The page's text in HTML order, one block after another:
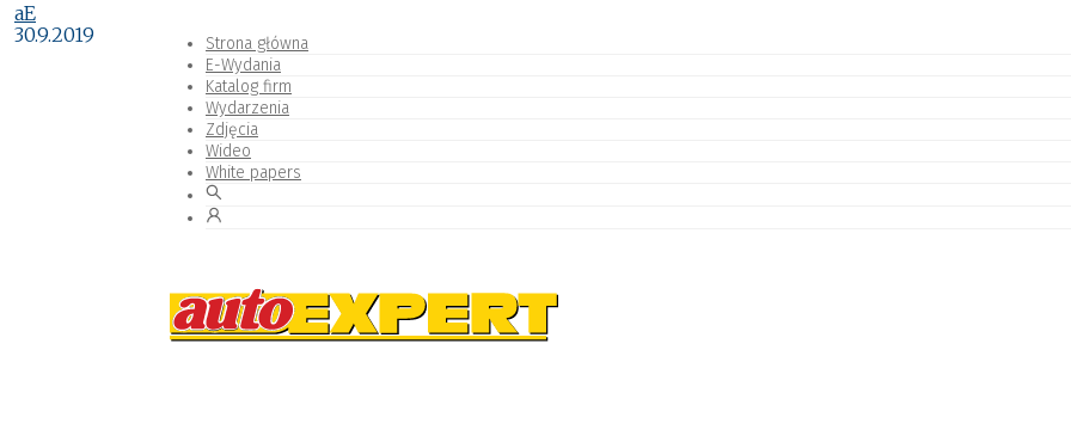
Strona główna
E-Wydania
Katalog firm
Wydarzenia
Zdjęcia
Wideo
White papers
aE
30.9.2019